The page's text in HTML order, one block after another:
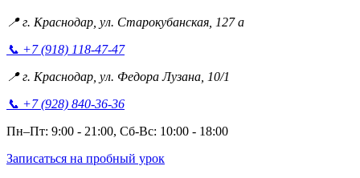
📍г. Краснодар, ул. Старокубанская, 127 а
📞 +7 (918) 118-47-47
📍г. Краснодар, ул. Федора Лузана, 10/1
📞 +7 (928) 840-36-36
Пн–Пт: 9:00 - 21:00, Сб-Вс: 10:00 - 18:00
Записаться на пробный урок